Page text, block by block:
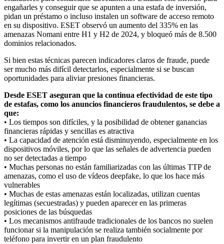
engañarles y conseguir que se apunten a una estafa de inversión,
pidan un préstamo o incluso instalen un software de acceso remoto
en su dispositivo. ESET observó un aumento del 335% en las
amenazas Nomani entre H1 y H2 de 2024, y bloqueó más de 8.500
dominios relacionados.
Si bien estas técnicas parecen indicadores claros de fraude, puede
ser mucho más difícil detectarlos, especialmente si se buscan
oportunidades para aliviar presiones financieras.
Desde ESET aseguran que la continua efectividad de este tipo
de estafas, como los anuncios financieros fraudulentos, se debe a
que:
• Los tiempos son difíciles, y la posibilidad de obtener ganancias
financieras rápidas y sencillas es atractiva
• La capacidad de atención está disminuyendo, especialmente en los
dispositivos móviles, por lo que las señales de advertencia pueden
no ser detectadas a tiempo
• Muchas personas no están familiarizadas con las últimas TTP de
amenazas, como el uso de vídeos deepfake, lo que los hace más
vulnerables
• Muchas de estas amenazas están localizadas, utilizan cuentas
legítimas (secuestradas) y pueden aparecer en las primeras
posiciones de las búsquedas
• Los mecanismos antifraude tradicionales de los bancos no suelen
funcionar si la manipulación se realiza también socialmente por
teléfono para invertir en un plan fraudulento